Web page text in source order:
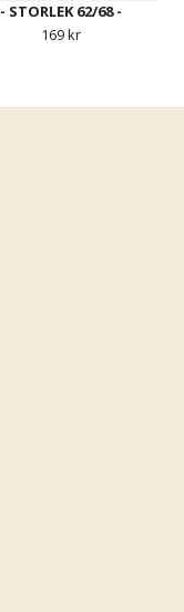
- STORLEK 62/68 -
169 kr